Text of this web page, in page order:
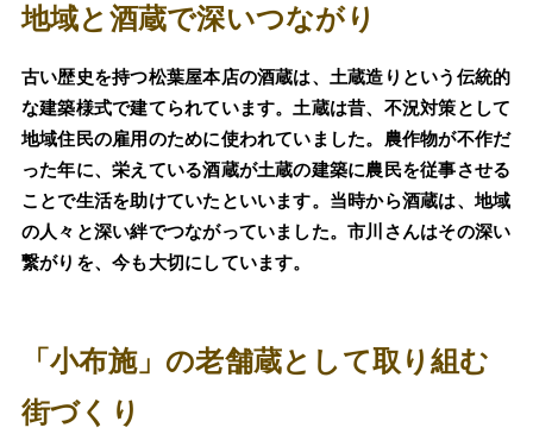
地域と酒蔵で深いつながり
古い歴史を持つ松葉屋本店の酒蔵は、土蔵造りという伝統的
な建築様式で建てられています。土蔵は昔、不況対策として
地域住民の雇用のために使われていました。農作物が不作だ
った年に、栄えている酒蔵が土蔵の建築に農民を従事させる
ことで生活を助けていたといいます。当時から酒蔵は、地域
の人々と深い絆でつながっていました。市川さんはその深い
繋がりを、今も大切にしています。
「小布施」の老舗蔵として取り組む
街づくり